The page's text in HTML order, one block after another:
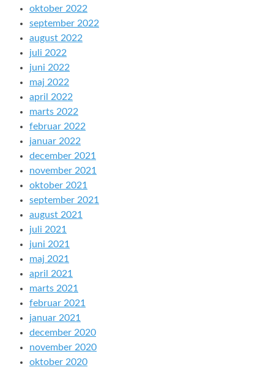
oktober 2022
september 2022
august 2022
juli 2022
juni 2022
maj 2022
april 2022
marts 2022
februar 2022
januar 2022
december 2021
november 2021
oktober 2021
september 2021
august 2021
juli 2021
juni 2021
maj 2021
april 2021
marts 2021
februar 2021
januar 2021
december 2020
november 2020
oktober 2020